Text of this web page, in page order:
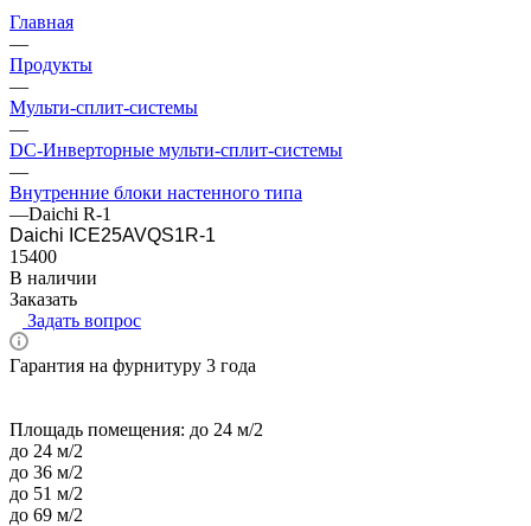
Главная
—
Продукты
—
Мульти-сплит-системы
—
DC-Инверторные мульти-сплит-системы
—
Внутренние блоки настенного типа
—Daichi R-1
Daichi ICE25AVQS1R-1
15400
В наличии
Заказать
Задать вопрос
Гарантия на фурнитуру 3 года
Площадь помещения: до 24 м/2
до 24 м/2
до 36 м/2
до 51 м/2
до 69 м/2